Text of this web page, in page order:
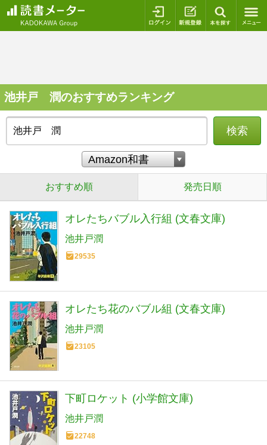
ログイン 新規登録
池井戸 潤のおすすめランキング
検索
おすすめ順 発売日順
オレたちバブル入行組 (文春文庫)
池井戸潤
29535
オレたち花のバブル組 (文春文庫)
池井戸潤
23105
下町ロケット (小学館文庫)
池井戸潤
22748